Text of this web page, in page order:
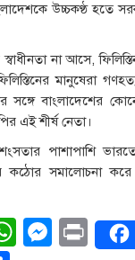
উচ্চকণ্ঠ হতে
না আসে,
মানুষেরা
সঙ্গে বাংলাদেশের
এই শীর্ষ নেতা।
পাশাপাশি
কঠোর সমালোচনা করে